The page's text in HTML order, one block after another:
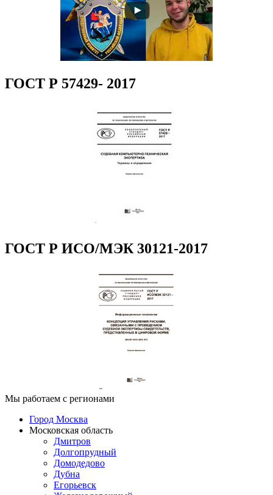
ГОСТ Р 57429- 2017
ГОСТ Р ИСО/МЭК 30121-2017
Мы работаем с регионами
Город Москва
Московская область
Дмитров
Долгопрудный
Домодедово
Дубна
Егорьевск